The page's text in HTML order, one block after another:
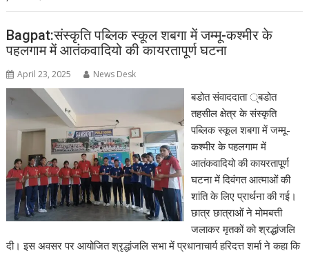
Bagpat:संस्कृति पब्लिक स्कूल शबगा में जम्मू-कश्मीर के
पहलगाम में आतंकवादियो की कायरतापूर्ण घटना
April 23, 2025 News Desk
बडोत संवाददाता ्बडोत
तहसील क्षेत्र के संस्कृति
पब्लिक स्कूल शबगा में जम्मू-
कश्मीर के पहलगाम में
आतंकवादियो की कायरतापूर्ण
घटना में दिवंगत आत्माओं की
शांति के लिए प्रार्थना की गई।
छात्र छात्राओं ने मोमबत्ती
जलाकर मृतकों को श्रद्धांजलि
दी। इस अवसर पर आयोजित श्रृद्धांजलि सभा में प्रधानाचार्य हरिदत्त शर्मा ने कहा कि